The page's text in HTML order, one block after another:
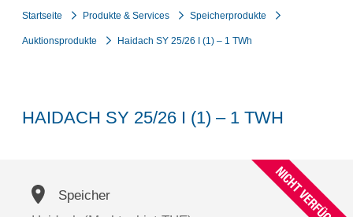
Startseite Produkte & Services Speicherprodukte
Auktionsprodukte Haidach SY 25/26 I (1) – 1 TWh
HAIDACH SY 25/26 I (1) – 1 TWH
Speicher